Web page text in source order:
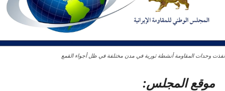
نفذت وحدات المقاومة أنشطة ثورية في مدن مختلفة في ظل أجواء القمع
موقع المجلس: